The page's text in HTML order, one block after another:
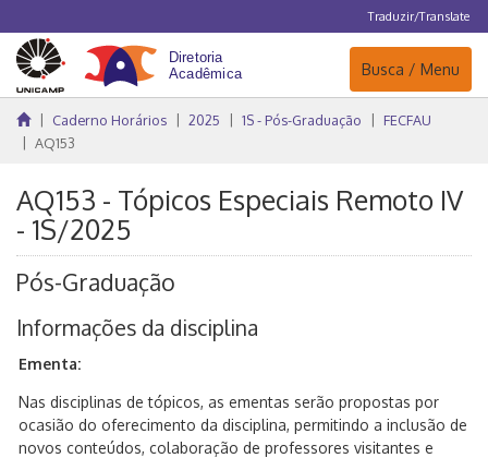
Traduzir/Translate
Navegação
Busca / Menu
Caderno Horários 2025 1S - Pós-Graduação
FECFAU
AQ153
AQ153 - Tópicos Especiais Remoto IV
- 1S/2025
Pós-Graduação
Informações da disciplina
Ementa:
Nas disciplinas de tópicos, as ementas serão propostas por
ocasião do oferecimento da disciplina, permitindo a inclusão de
novos conteúdos, colaboração de professores visitantes e